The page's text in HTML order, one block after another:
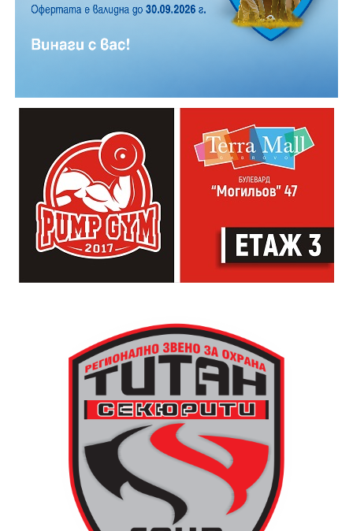
логичен резултат от този подем. Тя е издигната с
финансовата подкрепа на местни занаятчийски
„Часовниковата кула има изключително силно
регулира времето. Тя е и форма на справедливост и
именно тя прави едно населено място град“,
коментира Симеонов.
Сто и пет години след построяването на първата
часовникова кула, механизмът ѝ е заменен с нов,
дело на двама тревненски майстори – Генчо Колев и
Христо Василев, през 1883 година. Той работи до
1945 година, когато самата кула е съборена. Нейното
жители, съхранено и предадено по-късно на
дряновския музей.